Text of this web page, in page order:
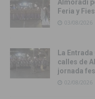
Almoradí
Feria y
03/08/2026
La
calles de
jornada
02/08/2026